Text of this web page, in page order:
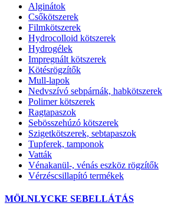
Alginátok
Csőkötszerek
Filmkötszerek
Hydrocolloid kötszerek
Hydrogélek
Impregnált kötszerek
Kötésrögzítők
Mull-lapok
Nedvszívó sebpárnák, habkötszerek
Polimer kötszerek
Ragtapaszok
Sebösszehúzó kötszerek
Szigetkötszerek, sebtapaszok
Tupferek, tamponok
Vatták
Vénakanül-, vénás eszköz rögzítők
Vérzéscsillapító termékek
MÖLNLYCKE SEBELLÁTÁS